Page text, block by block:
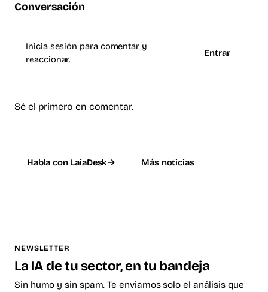
Conversación
Inicia sesión para comentar y
reaccionar.
Entrar
Sé el primero en comentar.
Habla con LaiaDesk Más noticias
NEWSLETTER
La IA de tu sector, en tu bandeja
Sin humo y sin spam. Te enviamos solo el análisis que